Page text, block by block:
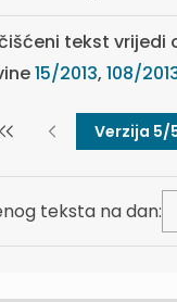
tekst vrijedi
15/2013, 108/
Verzija 5/
teksta na dan: